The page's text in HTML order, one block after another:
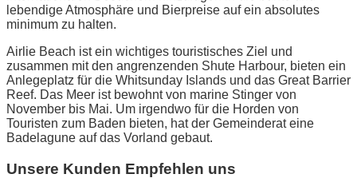
lebendige Atmosphäre und Bierpreise auf ein absolutes
minimum zu halten.
Airlie Beach ist ein wichtiges touristisches Ziel und
zusammen mit den angrenzenden Shute Harbour, bieten ein
Anlegeplatz für die Whitsunday Islands und das Great Barrier
Reef. Das Meer ist bewohnt von marine Stinger von
November bis Mai. Um irgendwo für die Horden von
Touristen zum Baden bieten, hat der Gemeinderat eine
Badelagune auf das Vorland gebaut.
Unsere Kunden Empfehlen uns